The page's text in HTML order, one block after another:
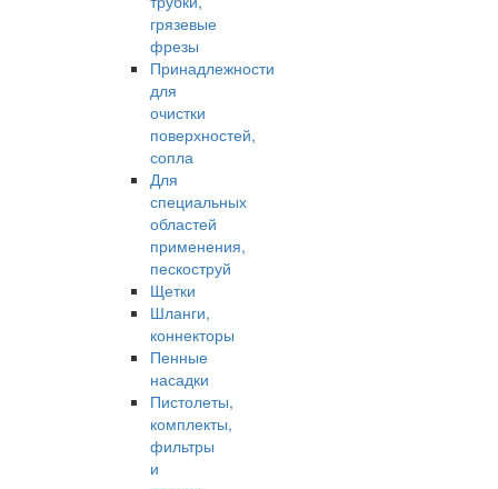
грязевые
фрезы
Принадлежности
для
очистки
поверхностей,
сопла
Для
специальных
областей
применения,
пескоструй
Щетки
Шланги,
коннекторы
Пенные
насадки
Пистолеты,
комплекты,
фильтры
и